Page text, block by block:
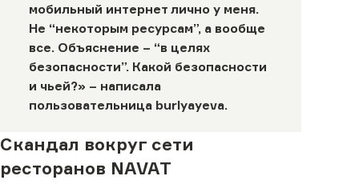
мобильный интернет лично у меня.
Не “некоторым ресурсам”, а вообще
все. Объяснение – “в целях
безопасности”. Какой безопасности
и чьей?» – написала
пользовательница burlyayeva.
Скандал вокруг сети
ресторанов NAVAT